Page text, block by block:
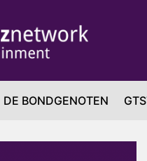
DE BONDGENOTEN